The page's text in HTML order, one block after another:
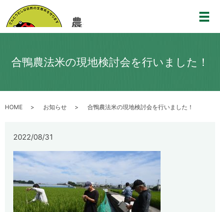
メ
合鴨農法米の現地検討会を行いました！
HOME お知らせ 合鴨農法米の現地検討会を行いました！
2022/08/31